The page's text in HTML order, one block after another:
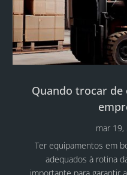
Quando trocar
mar 19,
Ter equipamentos em
adequados à rotina
importante para garantir